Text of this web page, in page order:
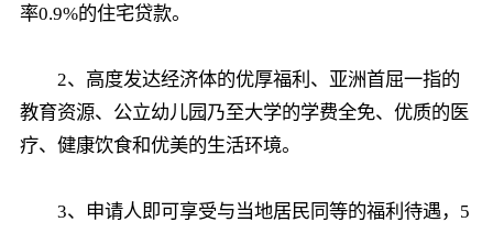
率0.9%的住宅贷款。
2、高度发达经济体的优厚福利、亚洲首屈一指的
教育资源、公立幼儿园乃至大学的学费全免、优质的医
疗、健康饮食和优美的生活环境。
3、申请人即可享受与当地居民同等的福利待遇，5